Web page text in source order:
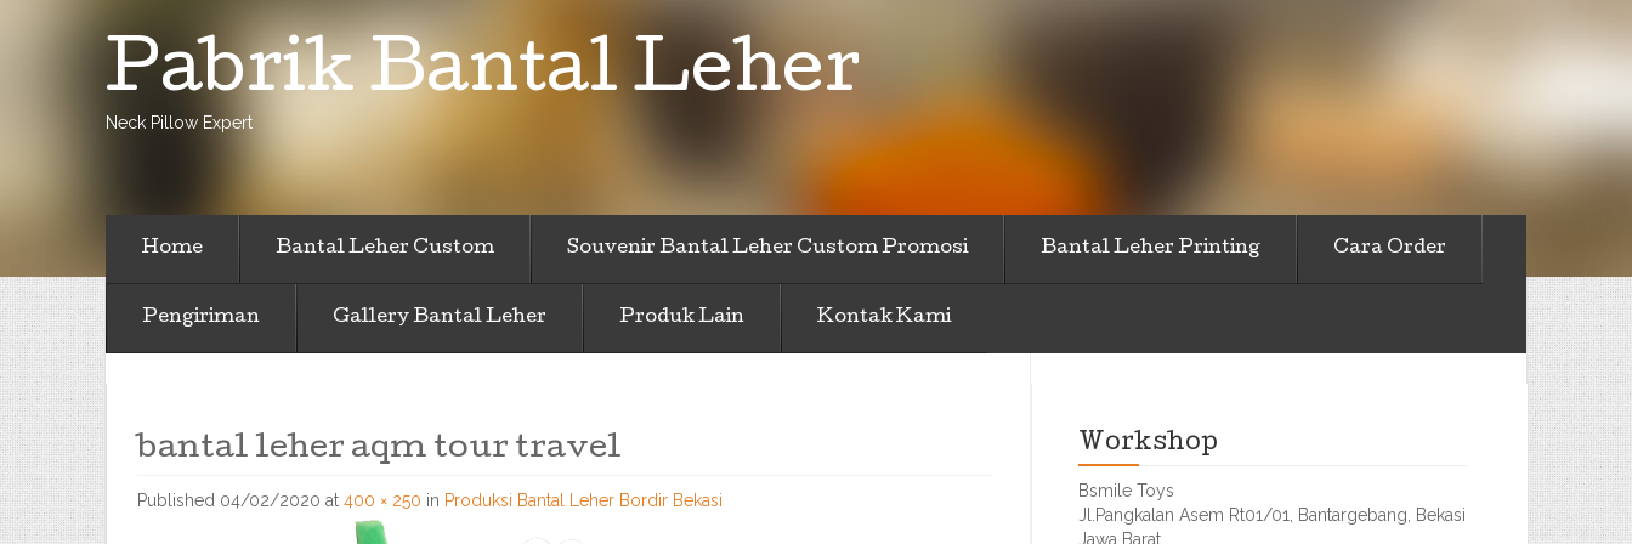
Pabrik Bantal Leher
Neck Pillow Expert
Home Bantal Leher Custom Souvenir Bantal Leher Custom Promosi Bantal Leher Printing Cara Order
Pengiriman Gallery Bantal Leher Produk Lain Kontak Kami
bantal leher aqm tour travel
Published 04/02/2020 at 400 × 250 in Produksi Bantal Leher Bordir Bekasi
Workshop
Bsmile Toys
Jl.Pangkalan Asem Rt01/01, Bantargebang, Bekasi
Jawa Barat